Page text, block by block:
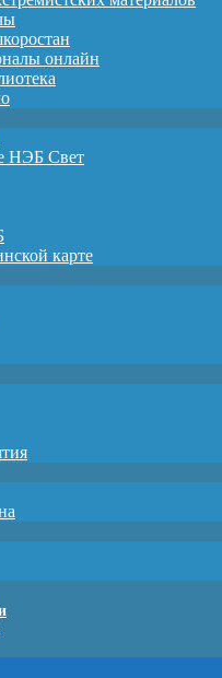
онлайн
НЭБ Свет
карте